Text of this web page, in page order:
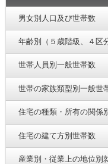
男女別人口及び世帯数
年齢別（５歳階級、４区
世帯人員別一般世帯数
世帯の家族類型別一般世
住宅の種類・所有の関係
住宅の建て方別世帯数
産業別・従業上の地位別